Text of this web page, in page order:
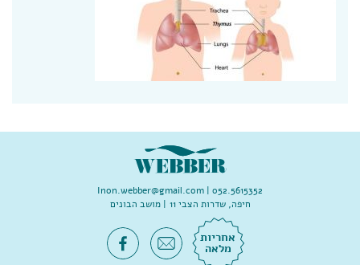
052.5615352 |
Inon.webber@gmail.com
חיפה, שדרות הצבי 11 | מושב הבונים
אחריות
מלאה